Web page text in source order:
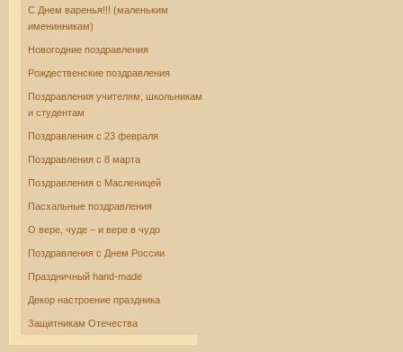
С Днем варенья!!! (маленьким
именинникам)
Новогодние поздравления
Рождественские поздравления
Поздравления учителям, школьникам
и студентам
Поздравления с 23 февраля
Поздравления с 8 марта
Поздравления с Масленицей
Пасхальные поздравления
О вере, чуде – и вере в чудо
Поздравления с Днем России
Праздничный hand-made
Декор настроение праздника
Защитникам Отечества